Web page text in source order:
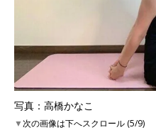
写真：高橋かなこ
▼次の画像は下へスクロール (5/9)